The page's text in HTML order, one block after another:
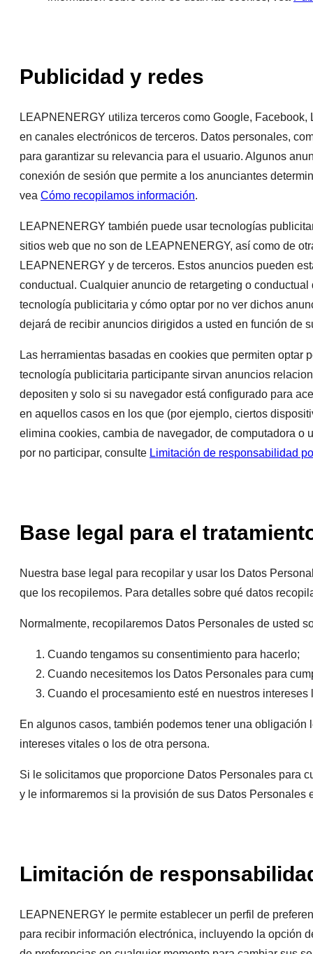
Publicidad y redes
LEAPNENERGY utiliza terceros como Google,
en canales electrónicos de terceros. Datos personales,
para garantizar su relevancia para el usuario. Algunos
conexión de sesión que permite a los anunciantes
vea Cómo recopilamos información.
LEAPNENERGY también puede usar tecnologías
sitios web que no son de LEAPNENERGY, así como de
LEAPNENERGY y de terceros. Estos anuncios pueden
conductual. Cualquier anuncio de retargeting o
tecnología publicitaria y cómo optar por no ver dichos
dejará de recibir anuncios dirigidos a usted en función de
Las herramientas basadas en cookies que permiten
tecnología publicitaria participante sirvan anuncios
depositen y solo si su navegador está configurado para
en aquellos casos en los que (por ejemplo, ciertos
elimina cookies, cambia de navegador, de computadora o
por no participar, consulte Limitación de responsabilidad
Base legal para el
Nuestra base legal para recopilar y usar los Datos
que los recopilemos. Para detalles sobre qué datos
Normalmente, recopilaremos Datos Personales de usted
Cuando tengamos su consentimiento para hacerlo;
Cuando necesitemos los Datos Personales para
Cuando el procesamiento esté en nuestros
En algunos casos, también podemos tener una
intereses vitales o los de otra persona.
Si le solicitamos que proporcione Datos Personales para
y le informaremos si la provisión de sus Datos
Limitación de
LEAPNENERGY le permite establecer un perfil de
para recibir información electrónica, incluyendo la opción